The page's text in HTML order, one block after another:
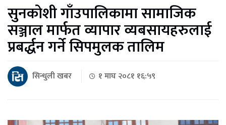
सुनकोशी गाँउपालिकामा सामाजिक
सञ्जाल मार्फत व्यापार व्यबसायहरुलाई
प्रबर्द्धन गर्ने सिपमुलक तालिम
सिन्धुली खबर १ माघ २०८१ १६:५९